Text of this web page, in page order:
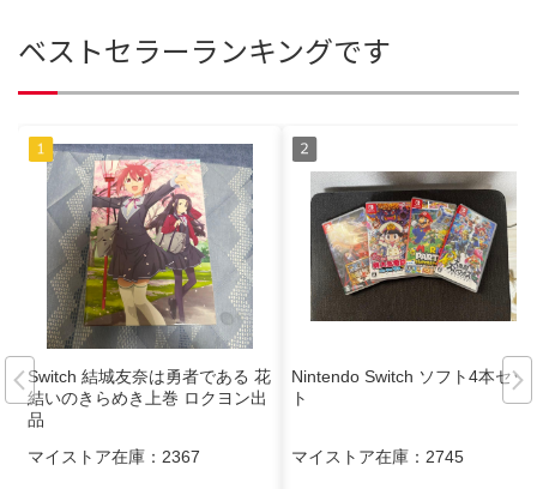
ベストセラーランキングです
Switch 結城友奈は勇者である 花
結いのきらめき上巻 ロクヨン出
品
マイストア在庫： 2367
Nintendo Switch ソフト4本セッ
ト
マイストア在庫： 2745